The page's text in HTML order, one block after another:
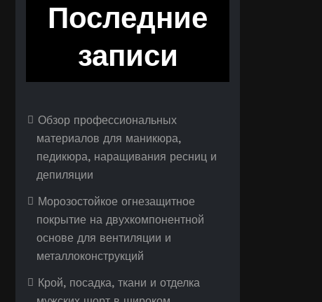
Последние
записи
Обзор профессиональных
материалов для маникюра,
педикюра, наращивания ресниц и
депиляции
Морозостойкое огнезащитное
покрытие на двухкомпонентной
основе для вентиляции и
металлоконструкций
Крой, посадка, ткани и отделка